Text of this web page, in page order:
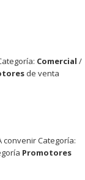
Comercial /
de venta
convenir Categoría:
Promotores